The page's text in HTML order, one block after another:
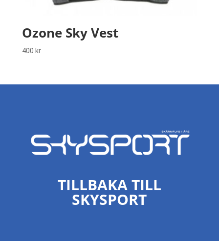
Ozone Sky Vest
400 kr
TILLBAKA TILL
SKYSPORT